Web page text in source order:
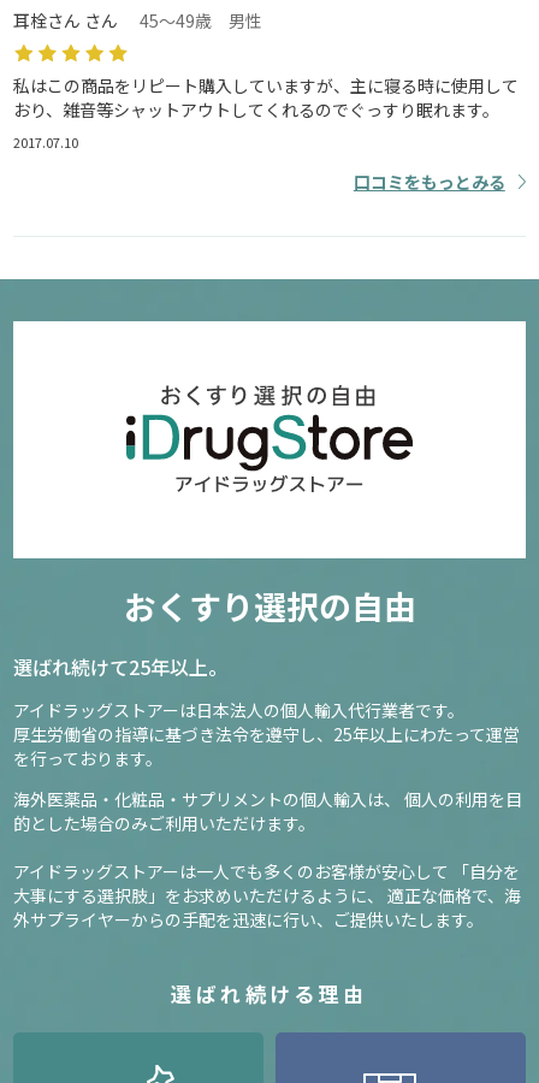
耳栓さん さん 45～49歳 男性
私はこの商品をリピート購入していますが、主に寝る時に使用して
おり、雑音等シャットアウトしてくれるのでぐっすり眠れます。
2017.07.10
口コミをもっとみる
おくすり選択の自由
選ばれ続けて25年以上。
アイドラッグストアーは日本法人の個人輸入代行業者です。
厚生労働省の指導に基づき法令を遵守し、 25年以上にわたって運営
を行っております。
海外医薬品・化粧品・サプリメントの個人輸入は、 個人の利用を目
的とした場合のみご利用いただけます。
アイドラッグストアーは一人でも多くのお客様が安心して
「自分を
大事にする選択肢」をお求めいただけるように、 適正な価格で、海
外サプライヤーからの手配を迅速に行い、ご提供いたします。
選ばれ続ける理由